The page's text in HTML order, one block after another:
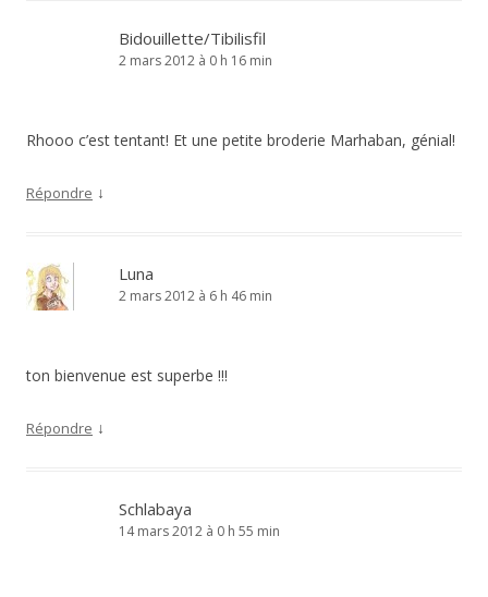
Bidouillette/Tibilisfil
2 mars 2012 à 0 h 16 min
Rhooo c’est tentant! Et une petite broderie Marhaban, génial!
Répondre ↓
Luna
2 mars 2012 à 6 h 46 min
ton bienvenue est superbe !!!
Répondre ↓
Schlabaya
14 mars 2012 à 0 h 55 min